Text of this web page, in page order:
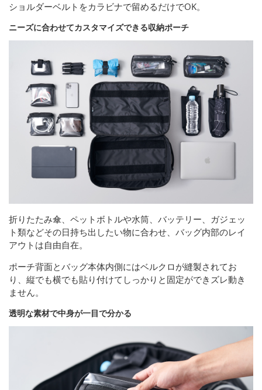
ショルダーベルトをカラビナで留めるだけでOK。
ニーズに合わせてカスタマイズできる収納ポーチ
折りたたみ傘、ペットボトルや水筒、バッテリー、ガジェッ
ト類などその日持ち出したい物に合わせ、バッグ内部のレイ
アウトは自由自在。
ポーチ背面とバッグ本体内側にはベルクロが縫製されてお
り、縦でも横でも貼り付けてしっかりと固定ができズレ動き
ません。
透明な素材で中身が一目で分かる